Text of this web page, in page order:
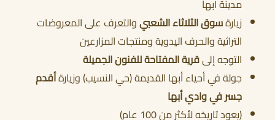
مدينة أبها
زيارةسوق الثلاثاء الشعبيوالتعرف على المعروضات
التراثية والحرف اليدوية ومنتجات المزارعين
التوجه إلىقرية المفتاحة للفنون الجميلة
جولة في أحياء أبها القديمة (حي النسيب) وزيارةأقدم
جسر في وادي أبها
(يعود تاريخه لأكثر من 100 عام)